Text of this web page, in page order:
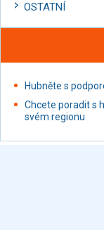
OSTATNÍ
Hubněte s
Chcete poradit s
svém regionu